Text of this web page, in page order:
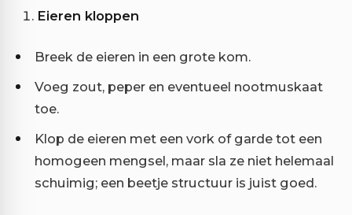
Eieren kloppen
Breek de eieren in een grote kom.
Voeg zout, peper en eventueel nootmuskaat
toe.
Klop de eieren met een vork of garde tot een
homogeen mengsel, maar sla ze niet helemaal
schuimig; een beetje structuur is juist goed.